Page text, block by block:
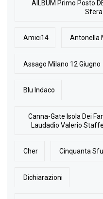
AlLBUM Primo Posto
Sfera
Amici14 Antonella
Assago Milano 12 Giugno
Blu Indaco
Canna-Gate Isola Dei
Laudadio Valerio
Cher Cinquanta
Dichiarazioni